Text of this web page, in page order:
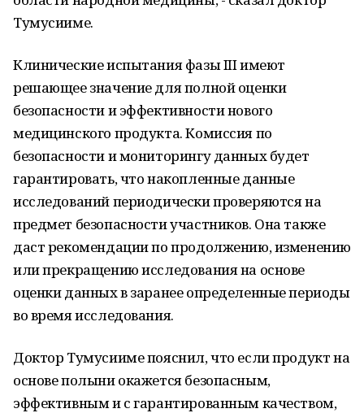
Тумусииме.
Клинические испытания фазы III имеют
решающее значение для полной оценки
безопасности и эффективности нового
медицинского продукта. Комиссия по
безопасности и мониторингу данных будет
гарантировать, что накопленные данные
исследований периодически проверяются на
предмет безопасности участников. Она также
даст рекомендации по продолжению, изменению
или прекращению исследования на основе
оценки данных в заранее определенные периоды
во время исследования.
Доктор Тумусииме пояснил, что если продукт на
основе полыни окажется безопасным,
эффективным и с гарантированным качеством,